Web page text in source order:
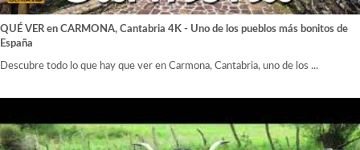
QUÉ VER en CARMONA, Cantabria 4K - Uno de los pueblos más bonitos de
España
Descubre todo lo que hay que ver en Carmona, Cantabria, uno de los ...